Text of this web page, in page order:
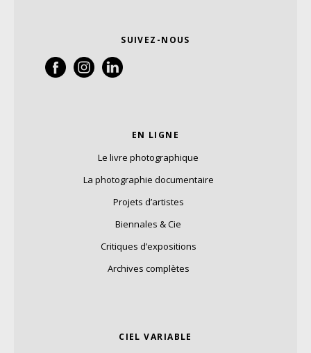
SUIVEZ-NOUS
EN LIGNE
Le livre photographique
La photographie documentaire
Projets d’artistes
Biennales & Cie
Critiques d’expositions
Archives complètes
CIEL VARIABLE